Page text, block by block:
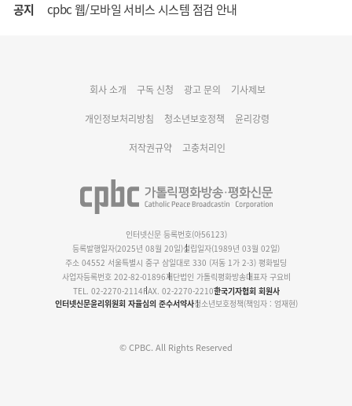
공지 cpbc 웹/모바일 서비스 시스템 점검 안내
명동 미디어큐브 & 1898 미디어월 공모전 수상작 발표
회사 소개 구독 신청 광고 문의 기사제보
개인정보처리방침 청소년보호정책 윤리강령
저작권규약 고충처리인
인터넷신문 등록번호(아56123)
등록발행일자(2025년 08월 20일)설립일자(1989년 03월 02일)
주소 04552 서울특별시 중구 삼일대로 330 (저동 1가 2-3) 평화빌딩
사업자등록번호 202-82-01896재단법인 가톨릭평화방송대표자 구요비
TEL. 02-2270-2114FAX. 02-2270-2210한국기자협회 회원사
인터넷신문윤리위원회 자율심의 준수서약사청소년보호정책(책임자 : 엄재현)
© CPBC. All Rights Reserved